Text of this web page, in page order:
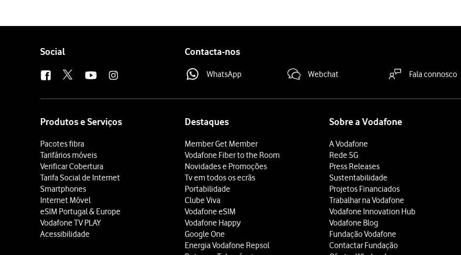
Follow
Social Contacta-nos
WhatsApp Webchat Fala connosco
Produtos e Serviços
Pacotes fibra
Tarifários móveis
Verificar Cobertura
Tarifa Social de Internet
Smartphones
Internet Móvel
eSIM Portugal & Europe
Vodafone TV PLAY
Acessibilidade
Destaques
Member Get Member
Vodafone Fiber to the Room
Novidades e Promoções
Tv em todos os ecrãs
Portabilidade
Clube Viva
Vodafone eSIM
Vodafone Happy
Google One
Energia Vodafone Repsol
Sobre a Vodafone
A Vodafone
Rede 5G
Press Releases
Sustentabilidade
Projetos Financiados
Trabalhar na Vodafone
Vodafone Innovation Hub
Vodafone Blog
Fundação Vodafone
Contactar Fundação